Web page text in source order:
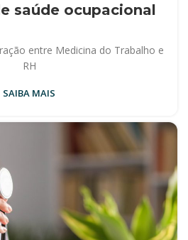
saúde ocupacional
entre Medicina do Trabalho e
RH
SAIBA MAIS